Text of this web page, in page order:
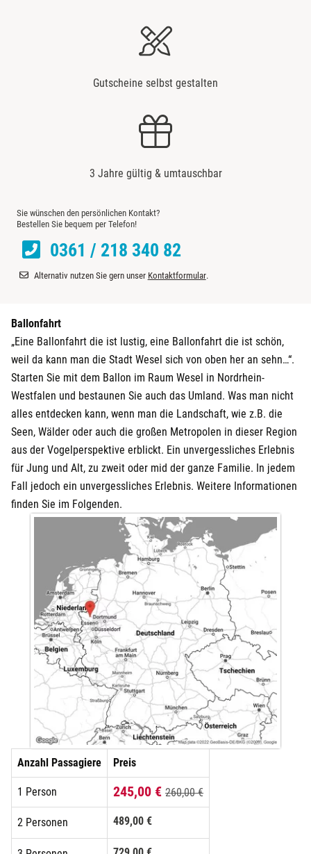
Gutscheine selbst gestalten
3 Jahre gültig & umtauschbar
Sie wünschen den persönlichen Kontakt?
Bestellen Sie bequem per Telefon!
0361 / 218 340 82
Alternativ nutzen Sie gern unser Kontaktformular.
Ballonfahrt
„Eine Ballonfahrt die ist lustig, eine Ballonfahrt die ist schön,
weil da kann man die Stadt Wesel sich von oben her an sehn…“.
Starten Sie mit dem Ballon im Raum Wesel in Nordrhein-
Westfalen und bestaunen Sie auch das Umland. Was man nicht
alles entdecken kann, wenn man die Landschaft, wie z.B. die
Seen, Wälder oder auch die großen Metropolen in dieser Region
aus der Vogelperspektive erblickt. Ein unvergessliches Erlebnis
für Jung und Alt, zu zweit oder mid der ganze Familie. In jedem
Fall jedoch ein unvergessliches Erlebnis. Weitere Informationen
finden Sie im Folgenden.
Anzahl Passagiere Preis
1 Person 245,00 € 260,00 €
2 Personen 489,00 €